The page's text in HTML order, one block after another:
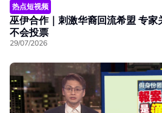
热点短视频
巫伊合作｜刺激华裔回流希盟 专
不会投票
29/07/2026